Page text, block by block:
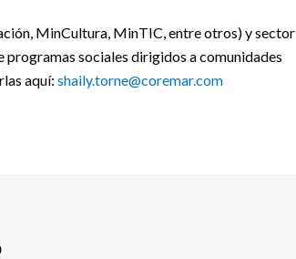
MinCultura, MinTIC, entre otros) y sector
sociales dirigidos a comunidades
aquí: shaily.torne@coremar.com